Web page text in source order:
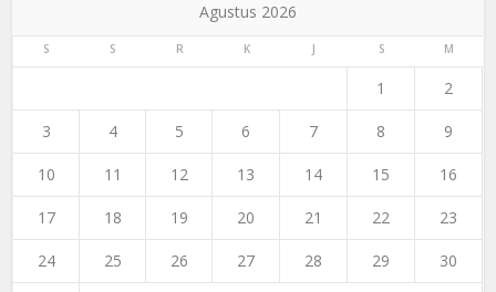
Agustus 2026
S S R K J S M
1 2
3 4 5 6 7 8 9
10 11 12 13 14 15 16
17 18 19 20 21 22 23
24 25 26 27 28 29 30